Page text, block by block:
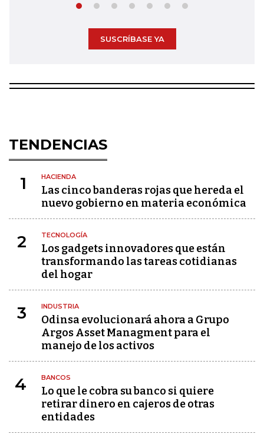
SUSCRÍBASE YA
TENDENCIAS
1 HACIENDA
Las cinco banderas rojas que hereda el
nuevo gobierno en materia económica
2 TECNOLOGÍA
Los gadgets innovadores que están
transformando las tareas cotidianas
del hogar
3 INDUSTRIA
Odinsa evolucionará ahora a Grupo
Argos Asset Managment para el
manejo de los activos
4 BANCOS
Lo que le cobra su banco si quiere
retirar dinero en cajeros de otras
entidades